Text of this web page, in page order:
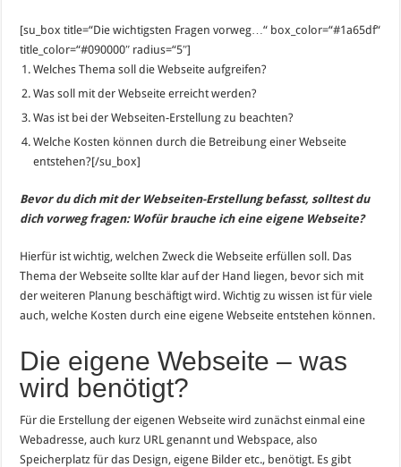
[su_box title=“Die wichtigsten Fragen vorweg…“ box_color=“#1a65df“
title_color=“#090000″ radius=“5″]
Welches Thema soll die Webseite aufgreifen?
Was soll mit der Webseite erreicht werden?
Was ist bei der Webseiten-Erstellung zu beachten?
Welche Kosten können durch die Betreibung einer Webseite
entstehen?[/su_box]
Bevor du dich mit der Webseiten-Erstellung befasst, solltest du
dich vorweg fragen: Wofür brauche ich eine eigene Webseite?
Hierfür ist wichtig, welchen Zweck die Webseite erfüllen soll. Das
Thema der Webseite sollte klar auf der Hand liegen, bevor sich mit
der weiteren Planung beschäftigt wird. Wichtig zu wissen ist für viele
auch, welche Kosten durch eine eigene Webseite entstehen können.
Die eigene Webseite – was
wird benötigt?
Für die Erstellung der eigenen Webseite wird zunächst einmal eine
Webadresse, auch kurz URL genannt und Webspace, also
Speicherplatz für das Design, eigene Bilder etc., benötigt. Es gibt